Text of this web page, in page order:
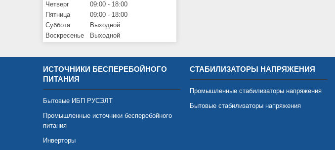
Четверг
09:00
18:00
Пятница
09:00
18:00
Суббота
Выходной
Воскресенье
Выходной
ИСТОЧНИКИ БЕСПЕРЕБОЙНОГО
ПИТАНИЯ
Бытовые ИБП РУСЭЛТ
Промышленные источники бесперебойного
питания
Инверторы
СТАБИЛИЗАТОРЫ НАПРЯЖЕНИЯ
Промышленные стабилизаторы напряжения
Бытовые стабилизаторы напряжения